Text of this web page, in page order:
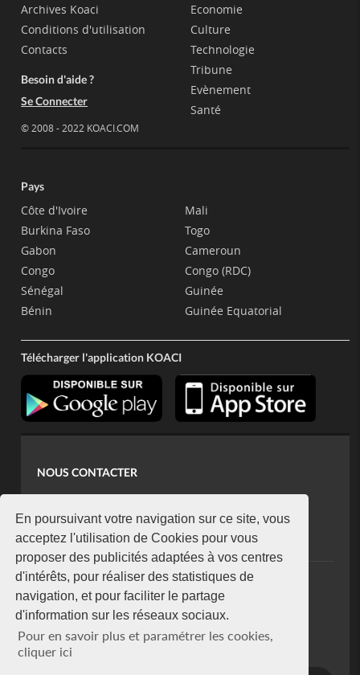
En poursuivant votre navigation sur ce site, vous
acceptez l'utilisation de Cookies pour vous
proposer des publicités adaptées à vos centres
d'intérêts, pour réaliser des statistiques de
navigation, et pour faciliter le partage
d'information sur les réseaux sociaux.
Pour en savoir plus et paramétrer les cookies,
cliquer ici
Archives Koaci
Conditions d'utilisation
Contacts
Besoin d'aide ?
Se Connecter
© 2008 - 2022 KOACI.COM
Economie
Culture
Technologie
Tribune
Evènement
Santé
Pays
Côte d'Ivoire
Burkina Faso
Gabon
Congo
Sénégal
Bénin
Mali
Togo
Cameroun
Congo (RDC)
Guinée
Guinée Equatorial
Télécharger l'application KOACI
NOUS CONTACTER
koaci@yahoo.fr
+225 07 08 85 52 93
NEWSLETTER
Restez connecté via notre newsletter
S'abonner
Se désabonner